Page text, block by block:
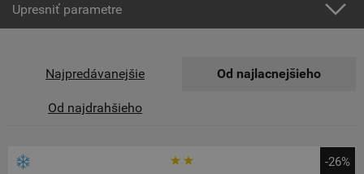
Upresniť parametre
Najpredávanejšie Od najlacnejšieho
Od najdrahšieho
-26%